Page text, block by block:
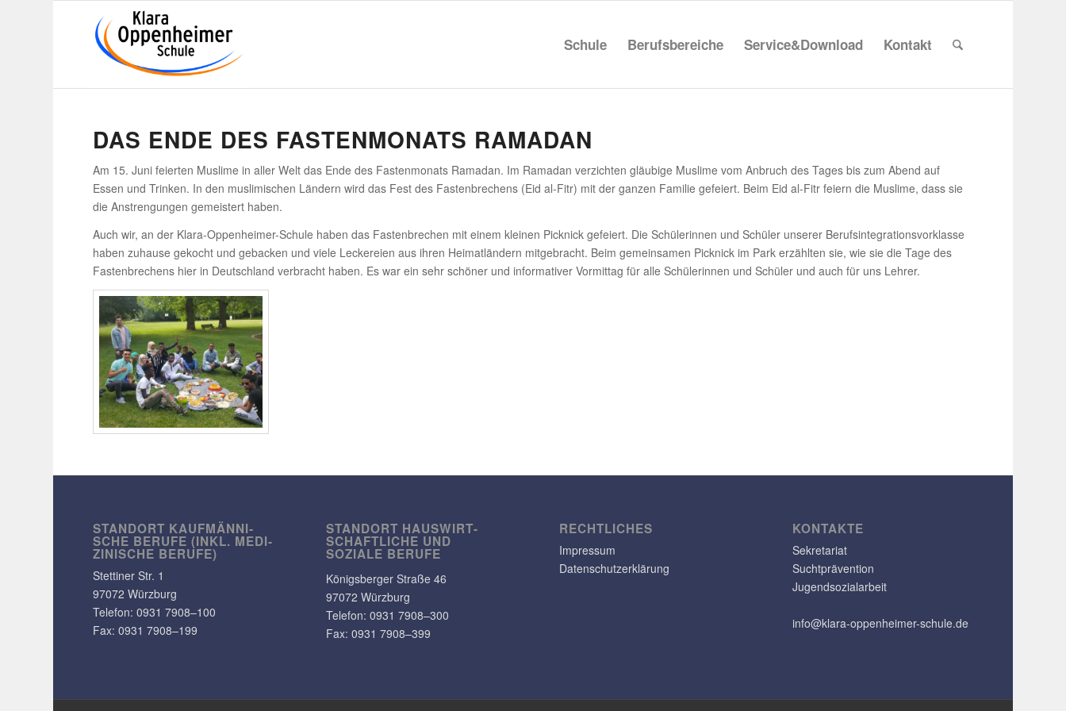
Schule Berufs­be­reiche Service&Download Kontakt
DAS ENDE DES FASTEN­MO­NATS RAMADAN
Am 15. Juni feierten Muslime in aller Welt das Ende des Fasten­mo­nats Ramadan. Im Ramadan verzichten gläu­bige Muslime vom Anbruch des Tages bis zum Abend auf
Essen und Trinken. In den musli­mi­schen Ländern wird das Fest des Fasten­bre­chens (Eid al-Fitr) mit der ganzen Familie gefeiert. Beim Eid al-Fitr feiern die Muslime, dass sie
die Anstren­gungen gemeis­tert haben.
Auch wir, an der Klara-Oppen­heimer-Schule haben das Fasten­bre­chen mit einem kleinen Pick­nick gefeiert. Die Schü­le­rinnen und Schüler unserer Berufs­in­te­gra­ti­ons­vor­klasse
haben zuhause gekocht und geba­cken und viele Lecke­reien aus ihren Heimat­län­dern mitge­bracht. Beim gemein­samen Pick­nick im Park erzählten sie, wie sie die Tage des
Fasten­bre­chens hier in Deutsch­land verbracht haben. Es war ein sehr schöner und infor­ma­tiver Vormittag für alle Schü­le­rinnen und Schüler und auch für uns Lehrer.
STANDORT KAUF­MÄN­NI­
SCHE BERUFE (INKL. MEDI­
ZI­NI­SCHE BERUFE)
Stet­tiner Str. 1
97072 Würzburg
Telefon:0931 7908–100
Fax: 0931 7908–199
STANDORT HAUS­WIRT­
SCHAFT­LICHE UND
SOZIALE BERUFE
Königs­berger Straße 46
97072 Würzburg
Telefon: 0931 7908–300
Fax: 0931 7908–399
RECHT­LI­CHES
Impressum
Datenschutzerklärung
KONTAKTE
Sekretariat
Suchtprävention
Jugendsozialarbeit
info@klara-oppenheimer-schule.de